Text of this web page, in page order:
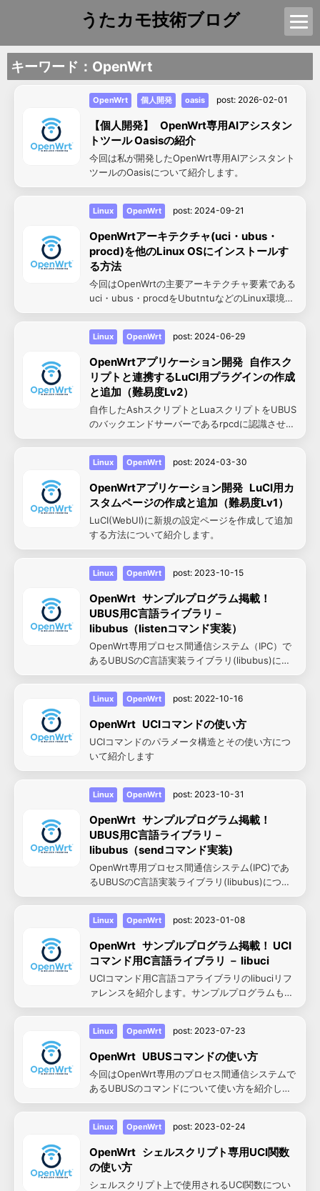
うたカモ技術ブログ
キーワード：OpenWrt
OpenWrt 個人開発 oasis post: 2026-02-01
【個人開発】 OpenWrt専用AIアシスタン
トツール Oasisの紹介
今回は私が開発したOpenWrt専用AIアシスタント
ツールのOasisについて紹介します。
Linux OpenWrt post: 2024-09-21
OpenWrtアーキテクチャ(uci・ubus・
procd)を他のLinux OSにインストールす
る方法
今回はOpenWrtの主要アーキテクチャ要素である
uci・ubus・procdをUbutntuなどのLinux環境に
インストールする方法を紹介します。
Linux OpenWrt post: 2024-06-29
OpenWrtアプリケーション開発 自作スク
リプトと連携するLuCI用プラグインの作成
と追加（難易度Lv2）
自作したAshスクリプトとLuaスクリプトをUBUS
のバックエンドサーバーであるrpcdに認識させる
ことで実現するLuCI用プラグインの作成方法を紹
Linux OpenWrt post: 2024-03-30
OpenWrtアプリケーション開発 LuCI用カ
スタムページの作成と追加（難易度Lv1）
LuCI(WebUI)に新規の設定ページを作成して追加
する方法について紹介します。
Linux OpenWrt post: 2023-10-15
OpenWrt サンプルプログラム掲載！
UBUS用C言語ライブラリ－
libubus（listenコマンド実装）
OpenWrt専用プロセス間通信システム（IPC）で
あるUBUSのC言語実装ライブラリ(libubus)につ
いて紹介します。その中でも今回はlistenコマン
Linux OpenWrt post: 2022-10-16
OpenWrt UCIコマンドの使い方
UCIコマンドのパラメータ構造とその使い方につ
いて紹介します
Linux OpenWrt post: 2023-10-31
OpenWrt サンプルプログラム掲載！
UBUS用C言語ライブラリ－
libubus（sendコマンド実装)
OpenWrt専用プロセス間通信システム(IPC)であ
るUBUSのC言語実装ライブラリ(libubus)につい
て紹介します。今回はsendコマンド相当の実装を
Linux OpenWrt post: 2023-01-08
OpenWrt サンプルプログラム掲載！ UCI
コマンド用C言語ライブラリ － libuci
UCIコマンド用C言語コアライブラリのlibuciリフ
ァレンスを紹介します。サンプルプログラムも掲
載しますので学習にお役立てください。
Linux OpenWrt post: 2023-07-23
OpenWrt UBUSコマンドの使い方
今回はOpenWrt専用のプロセス間通信システムで
あるUBUSのコマンドについて使い方を紹介しま
す。
Linux OpenWrt post: 2023-02-24
OpenWrt シェルスクリプト専用UCI関数
の使い方
シェルスクリプト上で使用されるUCI関数につい